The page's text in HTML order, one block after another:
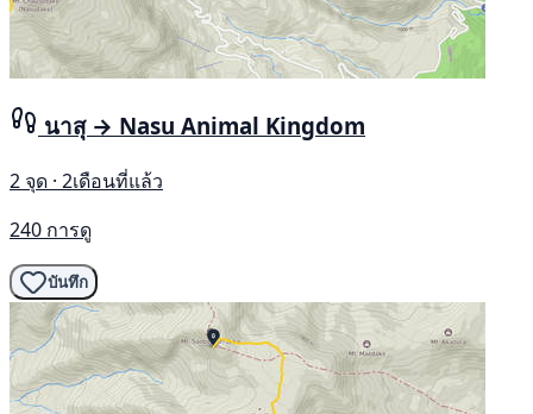
นาสุ → Nasu Animal Kingdom
2 จุด · 2เดือนที่แล้ว
240 การดู
บันทึก